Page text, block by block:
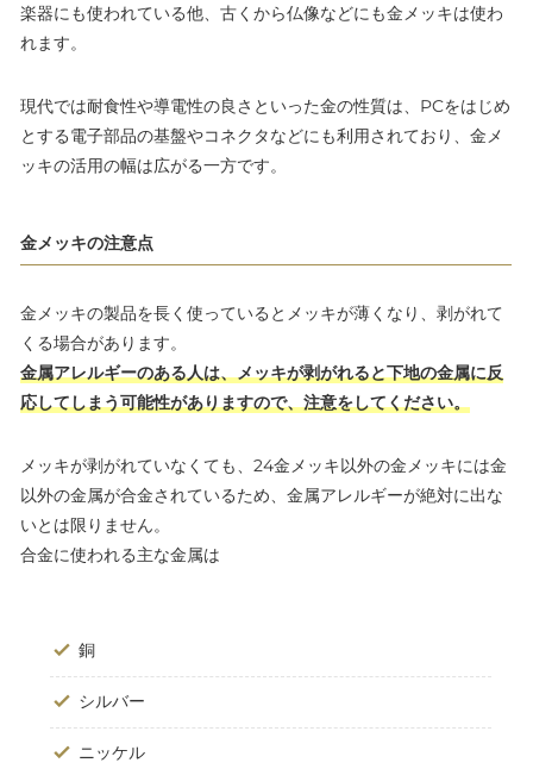
楽器にも使われている他、古くから仏像などにも金メッキは使わ
れます。
現代では耐食性や導電性の良さといった金の性質は、PCをはじめ
とする電子部品の基盤やコネクタなどにも利用されており、金メ
ッキの活用の幅は広がる一方です。
金メッキの注意点
金メッキの製品を長く使っているとメッキが薄くなり、剥がれて
くる場合があります。
金属アレルギーのある人は、メッキが剥がれると下地の金属に反
応してしまう可能性がありますので、注意をしてください。
メッキが剥がれていなくても、24金メッキ以外の金メッキには金
以外の金属が合金されているため、金属アレルギーが絶対に出な
いとは限りません。
合金に使われる主な金属は
銅
シルバー
ニッケル